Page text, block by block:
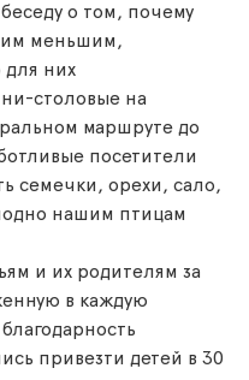
о том, почему
меньшим,
для них
столовые на
маршруте до
посетители
семечки, орехи, сало,
нашим птицам
и их родителям за
в каждую
привезти детей в 30